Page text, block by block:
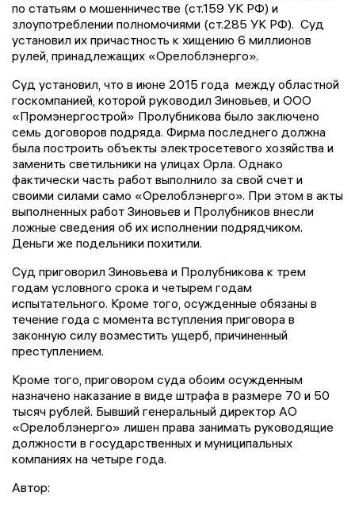
по статьям о мошенничестве (ст.159 УК РФ) и
злоупотреблении полномочиями (ст.285 УК РФ). Суд
установил их причастность к хищению 6 миллионов
рулей, принадлежащих «Орелоблэнерго».
Суд установил, что в июне 2015 года между областной
госкомпанией, которой руководил Зиновьев, и ООО
«Промэнергострой» Пролубникова было заключено
семь договоров подряда. Фирма последнего должна
была построить объекты электросетевого хозяйства и
заменить светильники на улицах Орла. Однако
фактически часть работ выполнило за свой счет и
своими силами само «Орелоблэнерго». При этом в акты
выполненных работ Зиновьев и Пролубников внесли
ложные сведения об их исполнении подрядчиком.
Деньги же подельники похитили.
Суд приговорил Зиновьева и Пролубникова к трем
годам условного срока и четырем годам
испытательного. Кроме того, осужденные обязаны в
течение года с момента вступления приговора в
законную силу возместить ущерб, причиненный
преступлением.
Кроме того, приговором суда обоим осужденным
назначено наказание в виде штрафа в размере 70 и 50
тысяч рублей. Бывший генеральный директор АО
«Орелоблэнерго» лишен права занимать руководящие
должности в государственных и муниципальных
компаниях на четыре года.
Автор: